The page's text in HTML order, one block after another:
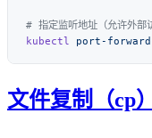
kubectl
port-forward
文件复制（cp）